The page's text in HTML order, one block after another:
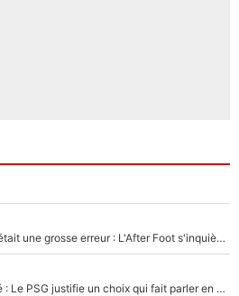
L'interview de Medhi Benatia était une grosse erreur : L'After Foot s'inquiète pour l'avenir de l'ancien dirigeant de l'OM qui pourrait rester longtemps au chômage
Lucas Chevalier laissé de côté : Le PSG justifie un choix qui fait parler en plein mercato